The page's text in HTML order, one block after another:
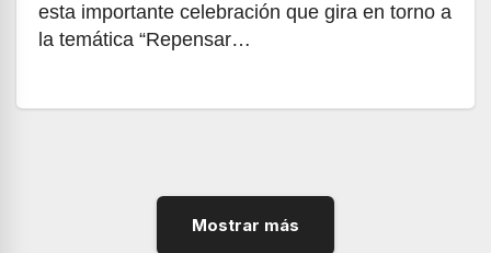
esta importante celebración que gira en torno a
la temática “Repensar…
Mostrar más